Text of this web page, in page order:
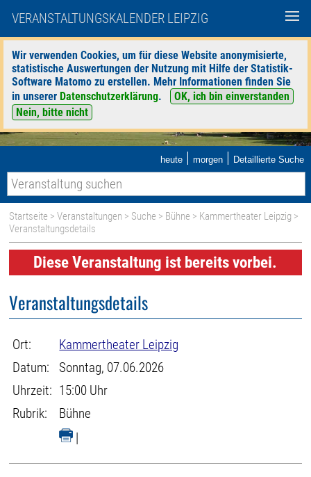
VERANSTALTUNGSKALENDER LEIPZIG
Wir verwenden Cookies, um für diese Website anonymisierte,
statistische Auswertungen der Nutzung mit Hilfe der Statistik-
Software Matomo zu erstellen. Mehr Informationen finden Sie
in unserer Datenschutzerklärung.
OK, ich bin einverstanden
Nein, bitte nicht
heute | morgen | Detaillierte Suche
Startseite >Veranstaltungen > Suche > Bühne > Kammertheater Leipzig >
Veranstaltungsdetails
Diese Veranstaltung ist bereits vorbei.
Veranstaltungsdetails
Ort:
Kammertheater Leipzig
Datum:
Sonntag, 07.06.2026
Uhrzeit: 15:00 Uhr
Rubrik:
Bühne
|